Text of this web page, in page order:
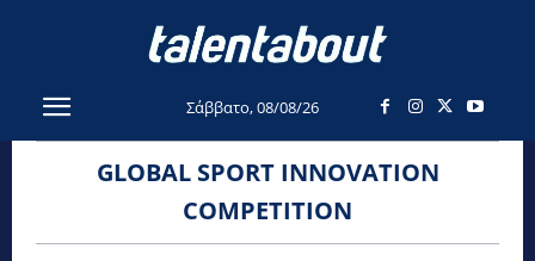
Σάββατο, 08/08/26
GLOBAL SPORT INNOVATION
COMPETITION